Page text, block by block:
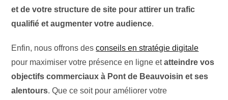
et de votre structure de site pour attirer un trafic
qualifié et augmenter votre audience.
Enfin, nous offrons desconseils en stratégie digitale
pour maximiser votre présence en ligne etatteindre vos
objectifs commerciaux à Pont de Beauvoisin et ses
alentours. Que ce soit pour améliorer votre